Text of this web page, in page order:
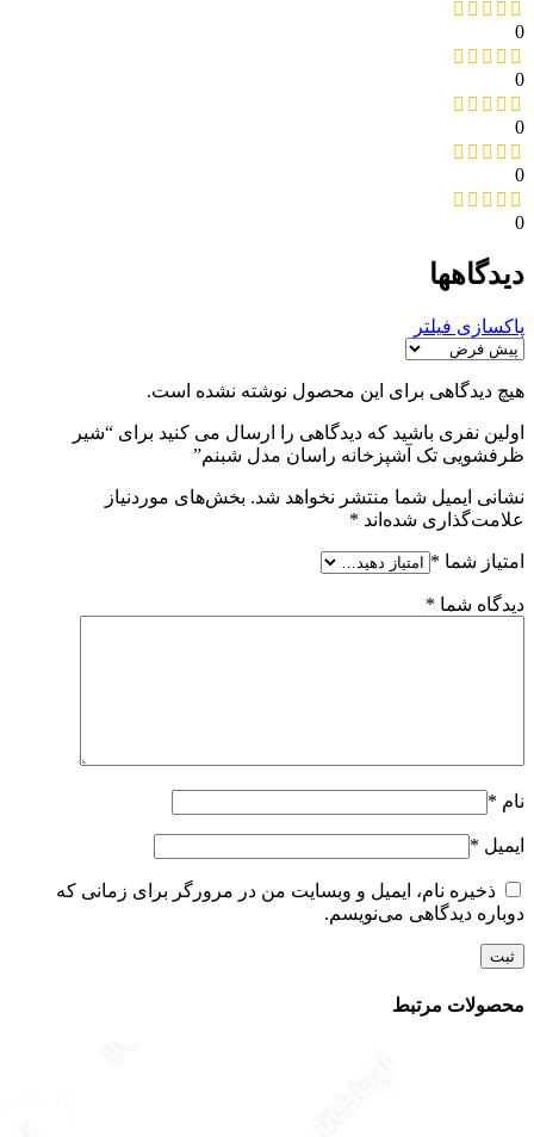
0
0
0
0
0
دیدگاهها
پاکسازی فیلتر
هیچ دیدگاهی برای این محصول نوشته نشده است.
اولین نفری باشید که دیدگاهی را ارسال می کنید برای “شیر
ظرفشویی تک آشپزخانه راسان مدل شبنم”
نشانی ایمیل شما منتشر نخواهد شد. بخش‌های موردنیاز
علامت‌گذاری شده‌اند *
امتیاز شما *
دیدگاه شما *
نام *
ایمیل *
ذخیره نام، ایمیل و وبسایت من در مرورگر برای زمانی که
دوباره دیدگاهی می‌نویسم.
محصولات مرتبط